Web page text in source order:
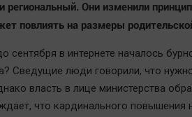
региональный. Они изменили
повлиять на размеры
сентября в интернете началось
Сведущие люди говорили, что
власть в лице министерства
что кардинального